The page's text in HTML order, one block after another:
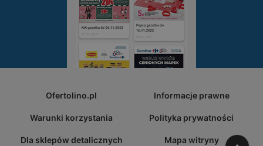
Ofertolino.pl Informacje prawne
Warunki korzystania Polityka prywatności
Dla sklepów detalicznych Mapa witryny